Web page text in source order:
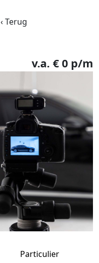
‹ Terug
v.a. € 0 p/m
Particulier